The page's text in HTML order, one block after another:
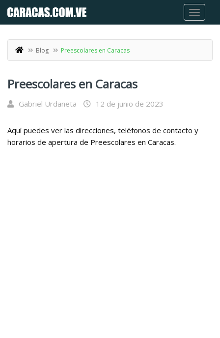
Blog Preescolares en Caracas
Preescolares en Caracas
Gabriel Urdaneta 12 de junio de 2023
Aquí puedes ver las direcciones, teléfonos de contacto y
horarios de apertura de Preescolares en Caracas.